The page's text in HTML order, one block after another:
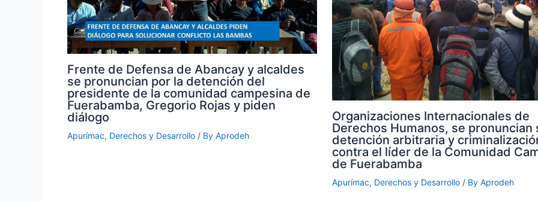
Frente de Defensa de Abancay y alcaldes
se pronuncian por la detención del
presidente de la comunidad campesina de
Fuerabamba, Gregorio Rojas y piden
diálogo
Apurímac, Derechos y Desarrollo / By Aprodeh
Organizaciones Internacionales de
Derechos Humanos, se pronuncian
detención arbitraria y
contra el líder de la Comunidad
de Fuerabamba
Apurímac, Derechos y Desarrollo/ By Aprodeh